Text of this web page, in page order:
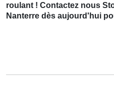
roulant ! Contactez nous
Nanterre dès aujourd'hui